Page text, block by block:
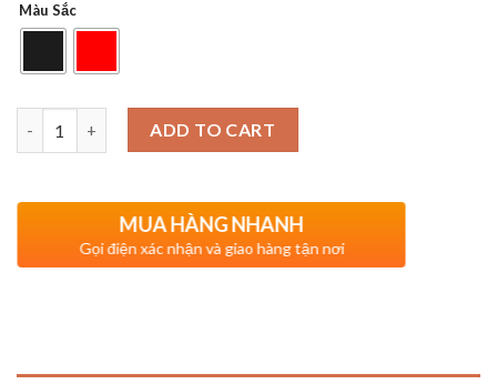
Màu Sắc
ADD TO CART
MUA HÀNG NHANH
Gọi điện xác nhận và giao hàng tận nơi